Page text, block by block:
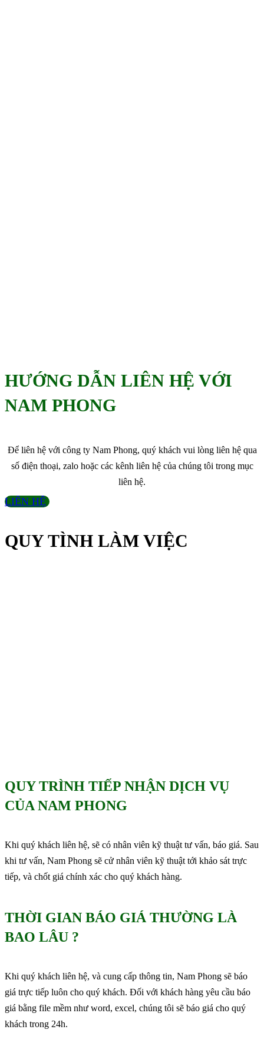
HƯỚNG DẪN LIÊN HỆ VỚI
NAM PHONG
Để liên hệ với công ty Nam Phong, quý khách vui lòng liên hệ qua
số điện thoại, zalo hoặc các kênh liên hệ của chúng tôi trong mục
liên hệ.
LIÊN HỆ
QUY TÌNH LÀM VIỆC
QUY TRÌNH TIẾP NHẬN DỊCH VỤ
CỦA NAM PHONG
Khi quý khách liên hệ, sẽ có nhân viên kỹ thuật tư vấn, báo giá. Sau
khi tư vấn, Nam Phong sẽ cử nhân viên kỹ thuật tới khảo sát trực
tiếp, và chốt giá chính xác cho quý khách hàng.
THỜI GIAN BÁO GIÁ THƯỜNG LÀ
BAO LÂU ?
Khi quý khách liên hệ, và cung cấp thông tin, Nam Phong sẽ báo
giá trực tiếp luôn cho quý khách. Đối với khách hàng yêu cầu báo
giá bằng file mềm như word, excel, chúng tôi sẽ báo giá cho quý
khách trong 24h.